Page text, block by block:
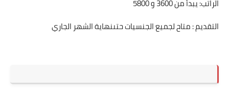
الراتب: يبدأ من 3600 و 5800
التقديم : متاح لجميع الجنسيات حتىنهاية الشهر الجاري